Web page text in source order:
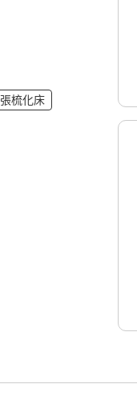
梳化床